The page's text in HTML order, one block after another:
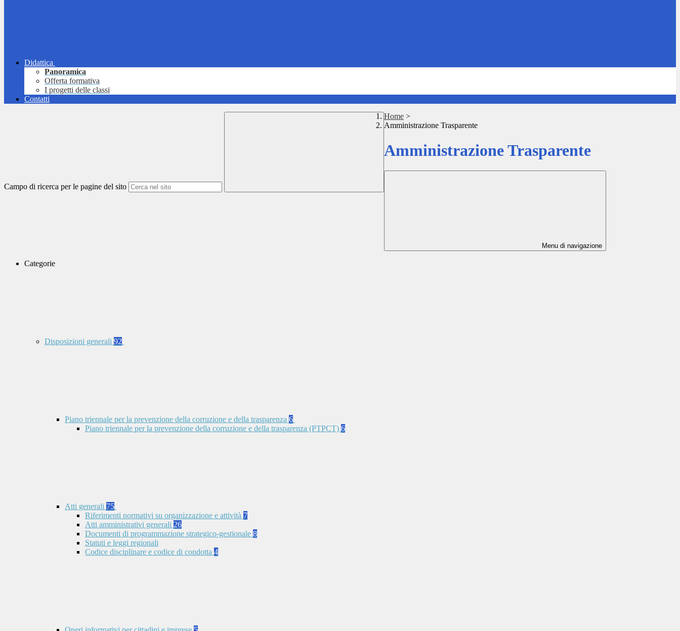
Didattica
Panoramica
Offerta formativa
I progetti delle classi
Contatti
Campo di ricerca per le pagine del sito
Home >
Amministrazione Trasparente
Amministrazione Trasparente
Menu di navigazione
Categorie
Disposizioni generali 92
Piano triennale per la prevenzione della corruzione e della trasparenza 6
Piano triennale per la prevenzione della corruzione e della trasparenza (PTPCT) 6
Atti generali 75
Riferimenti normativi su organizzazione e attività 7
Atti amministrativi generali 26
Documenti di programmazione strategico-gestionale 8
Statuti e leggi regionali
Codice disciplinare e codice di condotta 4